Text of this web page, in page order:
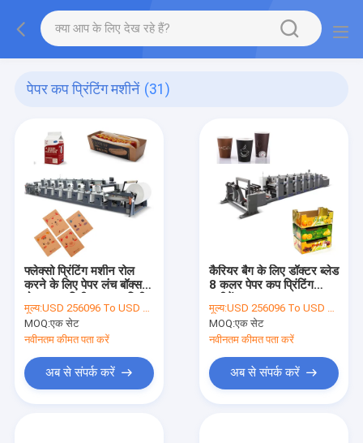
पेपर कप प्रिंटिंग मशीनें (31)
फ्लेक्सो प्रिंटिंग मशीन रोल
करने के लिए पेपर लंच बॉक्स
लंबाई:
मूल्य:USD 256096 To USD 258000 Per Set
MOQ:एक सेट
नवीनतम कीमत पता करें
अब से संपर्क करें
कैरियर बैग के लिए डॉक्टर ब्लेड
8 कलर पेपर कप प्रिंटिंग
मूल्य:USD 256096 To USD 258000 Per Set
MOQ:एक सेट
नवीनतम कीमत पता करें
अब से संपर्क करें